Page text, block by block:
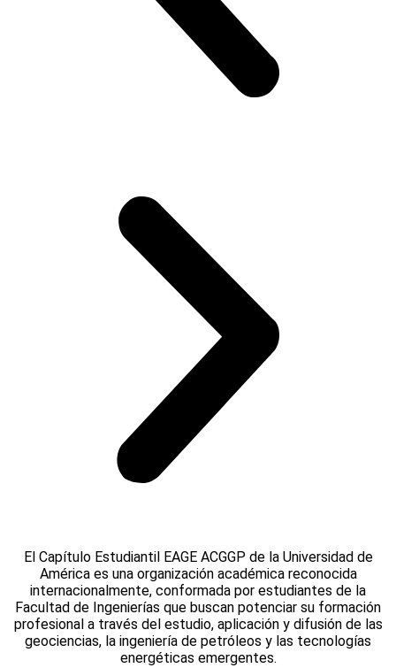
El Capítulo Estudiantil EAGE ACGGP de la Universidad de
América es una organización académica reconocida
internacionalmente, conformada por estudiantes de la
Facultad de Ingenierías que buscan potenciar su formación
profesional a través del estudio, aplicación y difusión de las
geociencias, la ingeniería de petróleos y las tecnologías
energéticas emergentes.